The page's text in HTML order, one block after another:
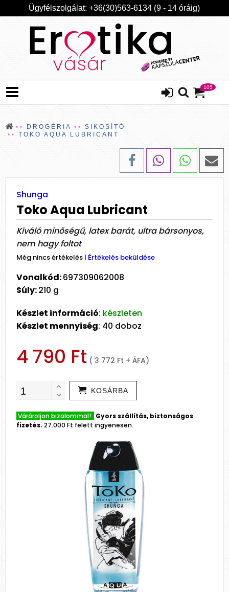
Ügyfélszolgálat: +36(30)563-6134 (9 - 14 óráig)
105
DROGÉRIA
SIKOSÍTÓ
TOKO AQUA LUBRICANT
Shunga
Toko Aqua Lubricant
Kiváló minőségű, latex barát, ultra bársonyos,
nem hagy foltot
Még nincs értékelés | Értékelés beküldése
Vonalkód:697309062008
Súly:210 g
Készlet információ: készleten
Készlet mennyiség: 40 doboz
4 790 Ft ( 3 772 Ft + ÁFA)
KOSÁRBA
Várároljon bizalommal! Gyors szállítás, biztonságos
fizetés. 27.000 Ft felett ingyenesen.